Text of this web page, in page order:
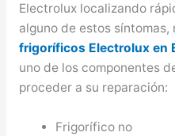
Electrolux localizando
alguno de estos síntomas,
frigoríficos Electrolux en
uno de los componentes
proceder a su reparación:
Frigorífico no